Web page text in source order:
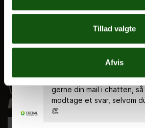
Tillad valgte
Afvis
Tal og Oplysninger
TilgængelighedserklæringChatten er bemandet alle
besked uden for
svarer vi dig, når vi er
gerne din mail i chatten, så
modtage et svar, selvom
👏